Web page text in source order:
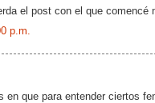
el post con el que comencé
p.m.
en que para entender ciertos